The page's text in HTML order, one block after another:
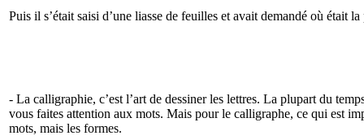
Puis il s’était saisi d’une liasse de feuilles et avait demandé où était
- La calligraphie, c’est l’art de dessiner les lettres. La plupart du
vous faites attention aux mots. Mais pour le calligraphe, ce qui est
mots, mais les formes.